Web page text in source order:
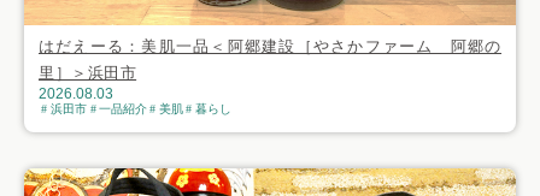
はだえーる：美肌一品＜阿郷建設［やさかファーム 阿郷の
里］＞浜田市
2026.08.03
浜田市 一品紹介 美肌 暮らし